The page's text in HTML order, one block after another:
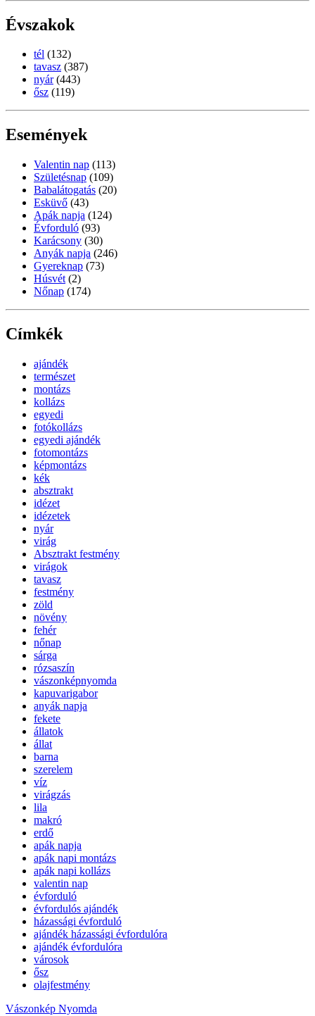
Évszakok
tél (132)
tavasz (387)
nyár (443)
ősz (119)
Események
Valentin nap (113)
Születésnap (109)
Babalátogatás (20)
Esküvő (43)
Apák napja (124)
Évforduló (93)
Karácsony (30)
Anyák napja (246)
Gyereknap (73)
Húsvét (2)
Nőnap (174)
Címkék
ajándék
természet
montázs
kollázs
egyedi
fotókollázs
egyedi ajándék
fotomontázs
képmontázs
kék
absztrakt
idézet
idézetek
nyár
virág
Absztrakt festmény
virágok
tavasz
festmény
zöld
növény
fehér
nőnap
sárga
rózsaszín
vászonképnyomda
kapuvarigabor
anyák napja
fekete
állatok
állat
barna
szerelem
víz
virágzás
lila
makró
erdő
apák napja
apák napi montázs
apák napi kollázs
valentin nap
évforduló
évfordulós ajándék
házassági évforduló
ajándék házassági évfordulóra
ajándék évfordulóra
városok
ősz
olajfestmény
Vászonkép Nyomda